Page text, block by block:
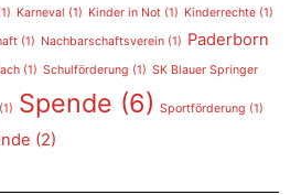
Karneval (1) Kinder in Not (1) Kinderrechte (1)
(1) Nachbarschaftsverein (1) Paderborn
(1) Schulförderung (1) SK Blauer Springer
(1) Spende (6) Sportförderung (1)
(2)